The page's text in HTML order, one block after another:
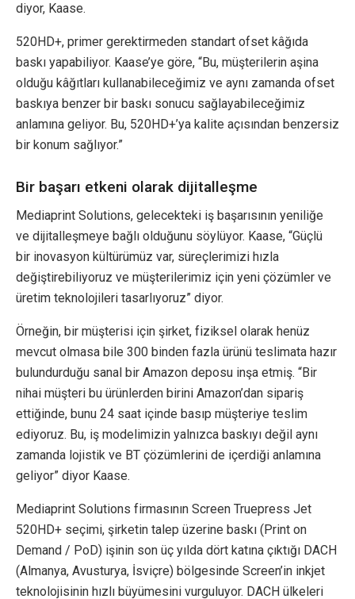
diyor, Kaase.
520HD+, primer gerektirmeden standart ofset kâğıda
baskı yapabiliyor. Kaase’ye göre, “Bu, müşterilerin aşina
olduğu kâğıtları kullanabileceğimiz ve aynı zamanda ofset
baskıya benzer bir baskı sonucu sağlayabileceğimiz
anlamına geliyor. Bu, 520HD+’ya kalite açısından benzersiz
bir konum sağlıyor.”
Bir başarı etkeni olarak dijitalleşme
Mediaprint Solutions, gelecekteki iş başarısının yeniliğe
ve dijitalleşmeye bağlı olduğunu söylüyor. Kaase, “Güçlü
bir inovasyon kültürümüz var, süreçlerimizi hızla
değiştirebiliyoruz ve müşterilerimiz için yeni çözümler ve
üretim teknolojileri tasarlıyoruz” diyor.
Örneğin, bir müşterisi için şirket, fiziksel olarak henüz
mevcut olmasa bile 300 binden fazla ürünü teslimata hazır
bulundurduğu sanal bir Amazon deposu inşa etmiş. “Bir
nihai müşteri bu ürünlerden birini Amazon’dan sipariş
ettiğinde, bunu 24 saat içinde basıp müşteriye teslim
ediyoruz. Bu, iş modelimizin yalnızca baskıyı değil aynı
zamanda lojistik ve BT çözümlerini de içerdiği anlamına
geliyor” diyor Kaase.
Mediaprint Solutions firmasının Screen Truepress Jet
520HD+ seçimi, şirketin talep üzerine baskı (Print on
Demand / PoD) işinin son üç yılda dört katına çıktığı DACH
(Almanya, Avusturya, İsviçre) bölgesinde Screen’in inkjet
teknolojisinin hızlı büyümesini vurguluyor. DACH ülkeleri